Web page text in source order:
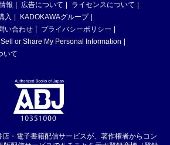
報 広告について
ライセンスについて
入
KADOKAWAグループ
い合わせ
プライバシーポリシー
or Share My Personal Information
いて
・電子書籍配信サービスが、著作権者からコン